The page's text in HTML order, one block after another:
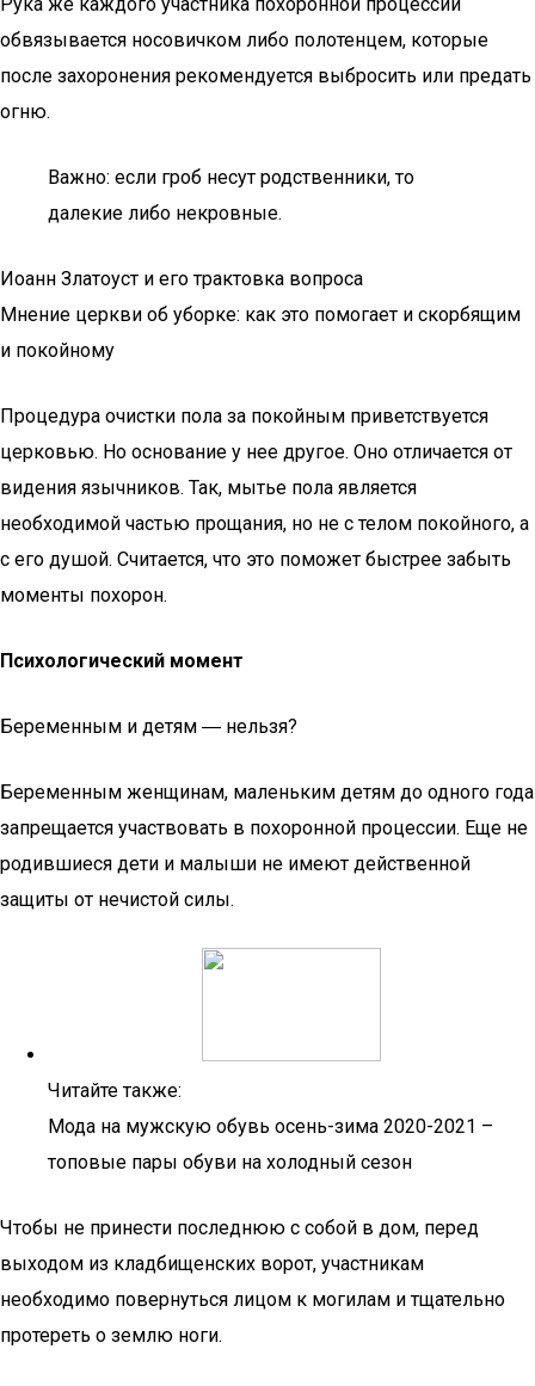
обвязывается носовичком либо полотенцем, которые
после захоронения рекомендуется выбросить или предать
огню.
Важно: если гроб несут родственники, то
далекие либо некровные.
Иоанн Златоуст и его трактовка вопроса
Мнение церкви об уборке: как это помогает и скорбящим
и покойному
Процедура очистки пола за покойным приветствуется
церковью. Но основание у нее другое. Оно отличается от
видения язычников. Так, мытье пола является
необходимой частью прощания, но не с телом покойного, а
с его душой. Считается, что это поможет быстрее забыть
моменты похорон.
Психологический момент
Беременным и детям ― нельзя?
Беременным женщинам, маленьким детям до одного года
запрещается участвовать в похоронной процессии. Еще не
родившиеся дети и малыши не имеют действенной
защиты от нечистой силы.
Читайте также:
Мода на мужскую обувь осень-зима 2020-2021 –
топовые пары обуви на холодный сезон
Чтобы не принести последнюю с собой в дом, перед
выходом из кладбищенских ворот, участникам
необходимо повернуться лицом к могилам и тщательно
протереть о землю ноги.